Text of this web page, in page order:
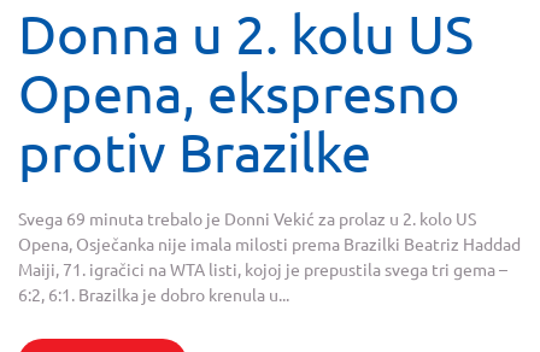
Donna u 2. kolu US
Opena, ekspresno
protiv Brazilke
Svega 69 minuta trebalo je Donni Vekić za prolaz u 2. kolo US
Opena, Osječanka nije imala milosti prema Brazilki Beatriz Haddad
Maiji, 71. igračici na WTA listi, kojoj je prepustila svega tri gema –
6:2, 6:1. Brazilka je dobro krenula u...